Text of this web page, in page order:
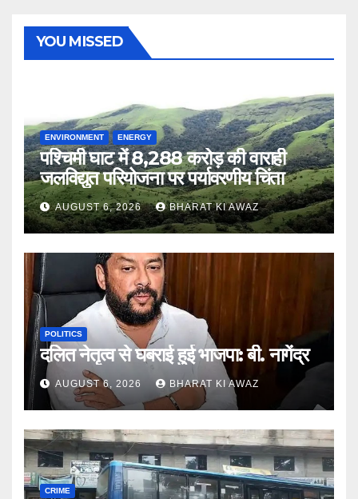
YOU MISSED
ENVIRONMENT ENERGY
पश्चिमी घाट में 8,288 करोड़ की वाराही
जलविद्युत परियोजना पर पर्यावरणीय चिंता
AUGUST 6, 2026 BHARAT KI AWAZ
POLITICS
दलित नेतृत्व से घबराई हुई भाजपा: बी. नागेंद्र
AUGUST 6, 2026 BHARAT KI AWAZ
CRIME